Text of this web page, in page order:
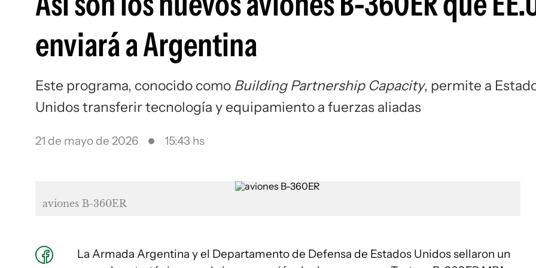
enviará a Argentina
Este programa, conocido como Building Partnership Capacity, permite a
Unidos transferir tecnología y equipamiento a fuerzas aliadas
21 de mayo de 2026 15:43 hs
aviones B-360ER
La Armada Argentina y el Departamento de Defensa de Estados Unidos sellaron un